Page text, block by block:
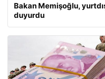
Bakan Memişoğlu,
duyurdu